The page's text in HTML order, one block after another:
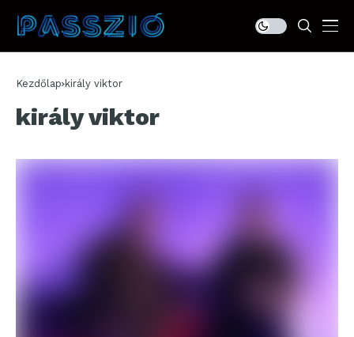
Kezdőlap király viktor
király viktor